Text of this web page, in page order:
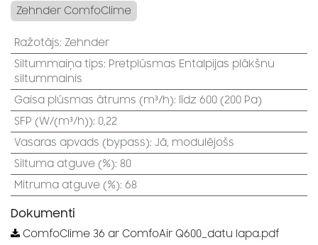
Zehnder ComfoClime
Ražotājs: Zehnder
Siltummaiņa tips: Pretplūsmas Entalpijas plākšnu
siltummainis
Gaisa plūsmas ātrums (m³/h): līdz 600 (200 Pa)
SFP (W/(m³/h)): 0,22
Vasaras apvads (bypass): Jā, modulējošs
Siltuma atguve (%): 80
Mitruma atguve (%): 68
Dokumenti
ComfoClime 36 ar ComfoAir Q600_datu lapa.pdf